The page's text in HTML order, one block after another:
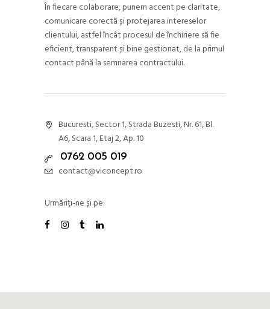
În fiecare colaborare, punem accent pe claritate,
comunicare corectă și protejarea intereselor
clientului, astfel încât procesul de închiriere să fie
eficient, transparent și bine gestionat, de la primul
contact până la semnarea contractului.
Bucuresti, Sector 1, Strada Buzesti, Nr. 61, Bl.
A6, Scara 1, Etaj 2, Ap. 10
0762 005 019
contact@viconcept.ro
Urmăriți-ne și pe: